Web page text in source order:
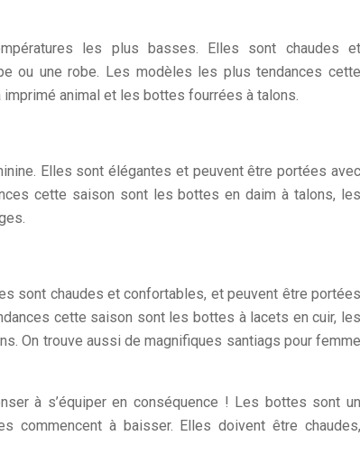
les plus basses. Elles sont chaudes et
ou une robe. Les modèles les plus tendances cette
animal et les bottes fourrées à talons.
Elles sont élégantes et peuvent être portées avec
cette saison sont les bottes en daim à talons, les
sont chaudes et confortables, et peuvent être portées
cette saison sont les bottes à lacets en cuir, les
On trouve aussi de magnifiques santiags pour femme
à s’équiper en conséquence ! Les bottes sont un
commencent à baisser. Elles doivent être chaudes,